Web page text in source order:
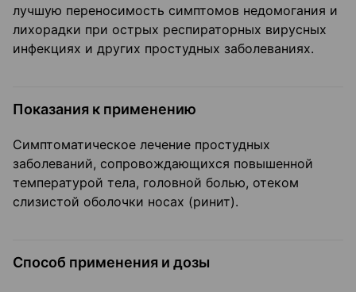
лучшую переносимость симптомов недомогания и
лихорадки при острых респираторных вирусных
инфекциях и других простудных заболеваниях.
Показания к применению
Симптоматическое лечение простудных
заболеваний, сопровождающихся повышенной
температурой тела, головной болью, отеком
слизистой оболочки носах (ринит).
Способ применения и дозы